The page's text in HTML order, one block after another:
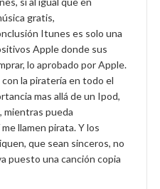
gratis,
Itunes es solo una
Apple donde sus
lo aprobado por Apple.
la piratería en todo el
mas allá de un Ipod,
mientras pueda
llamen pirata. Y los
que sean sinceros, no
puesto una canción copia